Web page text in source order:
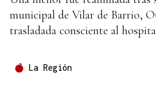
municipal de Vilar de Barrio,
trasladada consciente al
La Región